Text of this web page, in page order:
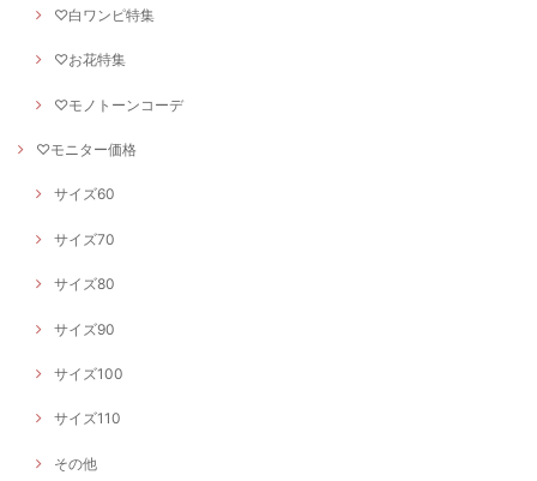
♡白ワンピ特集
♡お花特集
♡モノトーンコーデ
♡モニター価格
サイズ60
サイズ70
サイズ80
サイズ90
サイズ100
サイズ110
その他